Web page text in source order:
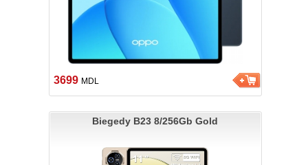
3699 MDL
Biegedy B23 8/256Gb Gold